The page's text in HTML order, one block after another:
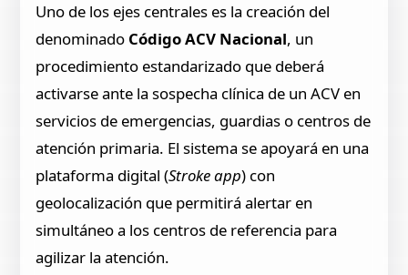
Uno de los ejes centrales es la creación del
denominado Código ACV Nacional, un
procedimiento estandarizado que deberá
activarse ante la sospecha clínica de un ACV en
servicios de emergencias, guardias o centros de
atención primaria. El sistema se apoyará en una
plataforma digital (Stroke app) con
geolocalización que permitirá alertar en
simultáneo a los centros de referencia para
agilizar la atención.